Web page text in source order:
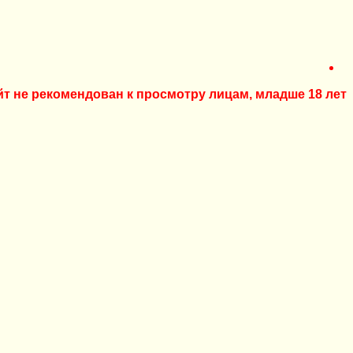
не рекомендован к просмотру лицам, младше 18 лет